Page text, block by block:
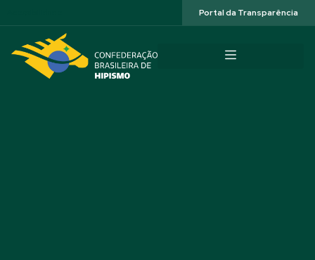
Portal da Transparência